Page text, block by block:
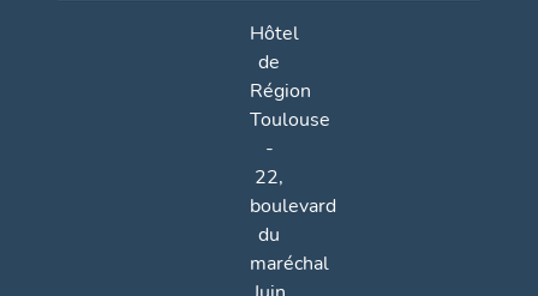
Hôtel
de
Région
Toulouse
-
22,
boulevard
du
maréchal